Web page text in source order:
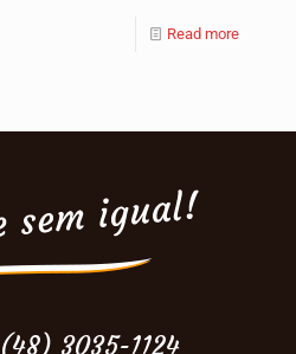
Read more
3035-1124